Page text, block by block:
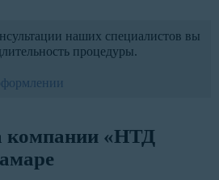
наших специалистов вы
процедуры.
компании «НТД